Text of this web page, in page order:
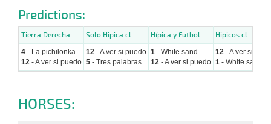
Predictions:
Tierra Derecha Solo Hipica.cl Hípica y Futbol Hipicos.cl
4 - La pichilonka
12 - A ver si puedo
12 - A ver si puedo
5 - Tres palabras
1 - White sand
12 - A ver si puedo
12 - A ver si
1 - White sand
HORSES: